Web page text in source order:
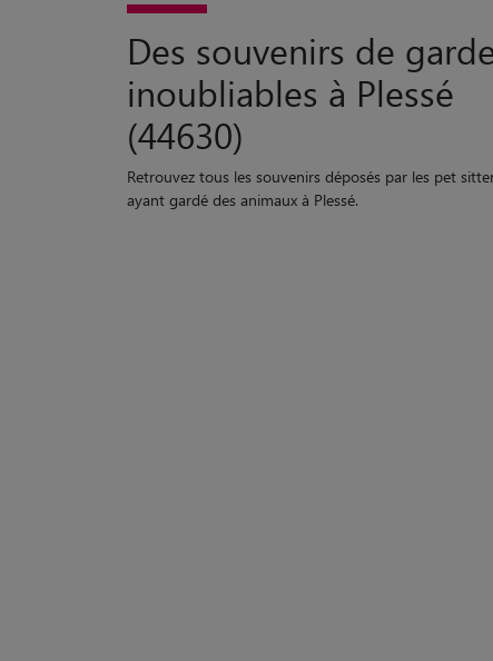
Des souvenirs de garde
inoubliables à Plessé
(44630)
Retrouvez tous les souvenirs déposés par les pet sitters
ayant gardé des animaux à Plessé.